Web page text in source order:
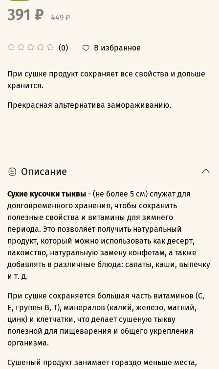
(0) В избранное
391 ₽ 449 ₽
При сушке продукт сохраняет все свойства и дольше
хранится.
Прекрасная альтернатива замораживанию.
Описание
Сухие кусочки тыквы - (не более 5 см) служат для
долговременного хранения, чтобы сохранить
полезные свойства и витамины для зимнего
периода. Это позволяет получить натуральный
продукт, который можно использовать как десерт,
лакомство, натуральную замену конфетам, а также
добавлять в различные блюда: салаты, каши, выпечку
и т. д.
При сушке сохраняется большая часть витаминов (С,
Е, группы В, Т), минералов (калий, железо, магний,
цинк) и клетчатки, что делает сушеную тыкву
полезной для пищеварения и общего укрепления
организма.
Сушеный продукт занимает гораздо меньше места,